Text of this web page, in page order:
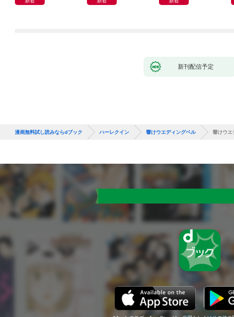
新刊配信予定
漫画無料試し読みならdブック ハーレクイン 響けウエディングベル 響けウエ